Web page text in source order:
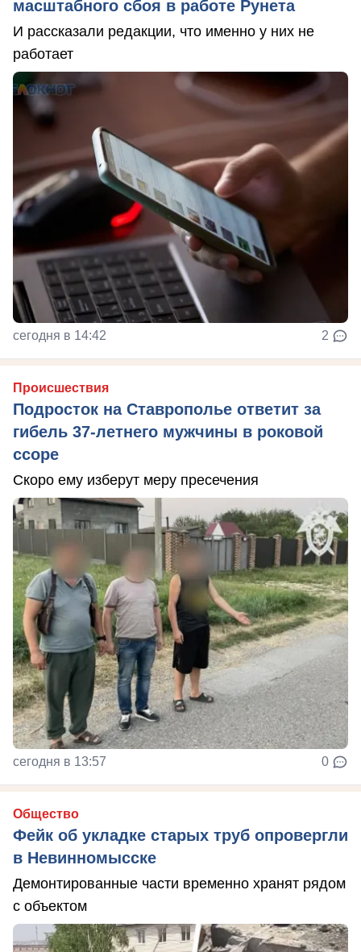
масштабного сбоя в работе Рунета
И рассказали редакции, что именно у них не
работает
сегодня в 14:42 2
Происшествия
Подросток на Ставрополье ответит за
гибель 37-летнего мужчины в роковой
ссоре
Скоро ему изберут меру пресечения
сегодня в 13:57 0
Общество
Фейк об укладке старых труб опровергли
в Невинномысске
Демонтированные части временно хранят рядом
с объектом